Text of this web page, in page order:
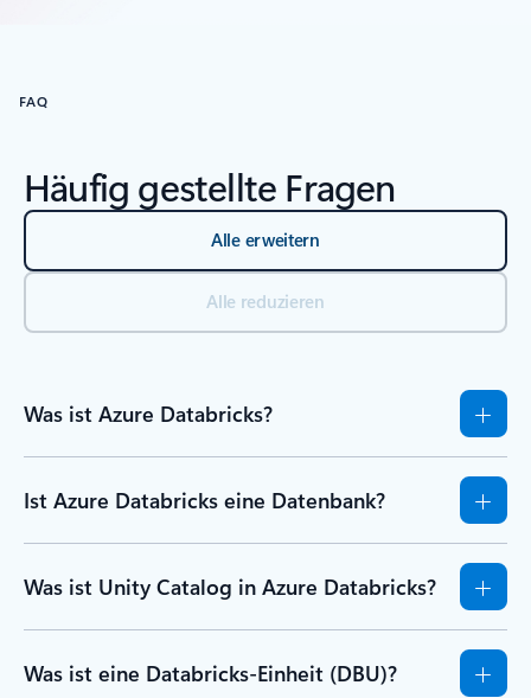
FAQ
Häufig gestellte Fragen
Alle erweitern
Alle reduzieren
Was ist Azure Databricks?
Ist Azure Databricks eine Datenbank?
Was ist Unity Catalog in Azure Databricks?
Was ist eine Databricks-Einheit (DBU)?